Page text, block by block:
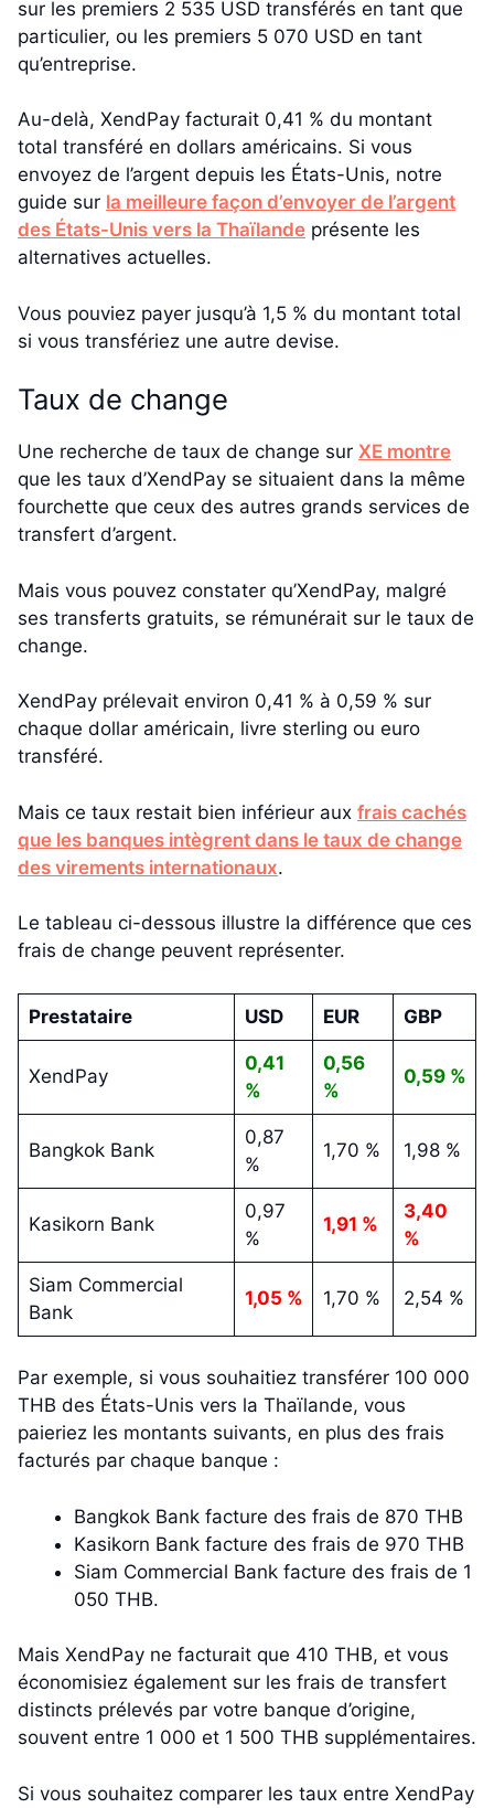
sur les premiers 2 535 USD transférés en tant que
particulier, ou les premiers 5 070 USD en tant
qu’entreprise.
Au-delà, XendPay facturait 0,41 % du montant
total transféré en dollars américains. Si vous
envoyez de l’argent depuis les États-Unis, notre
guide sur la meilleure façon d’envoyer de l’argent
des États-Unis vers la Thaïlande présente les
alternatives actuelles.
Vous pouviez payer jusqu’à 1,5 % du montant total
si vous transfériez une autre devise.
Taux de change
Une recherche de taux de change sur XE montre
que les taux d’XendPay se situaient dans la même
fourchette que ceux des autres grands services de
transfert d’argent.
Mais vous pouvez constater qu’XendPay, malgré
ses transferts gratuits, se rémunérait sur le taux de
change.
XendPay prélevait environ 0,41 % à 0,59 % sur
chaque dollar américain, livre sterling ou euro
transféré.
Mais ce taux restait bien inférieur aux frais cachés
que les banques intègrent dans le taux de change
des virements internationaux.
Le tableau ci-dessous illustre la différence que ces
frais de change peuvent représenter.
Prestataire USD EUR GBP
XendPay
0,41
%
0,56
%
0,59 %
Bangkok Bank
0,87
%
1,70 % 1,98 %
Kasikorn Bank
0,97
%
1,91 %
3,40
%
Siam Commercial
Bank
1,05 % 1,70 % 2,54 %
Par exemple, si vous souhaitiez transférer 100 000
THB des États-Unis vers la Thaïlande, vous
paieriez les montants suivants, en plus des frais
facturés par chaque banque :
Bangkok Bank facture des frais de 870 THB
Kasikorn Bank facture des frais de 970 THB
Siam Commercial Bank facture des frais de 1
050 THB.
Mais XendPay ne facturait que 410 THB, et vous
économisiez également sur les frais de transfert
distincts prélevés par votre banque d’origine,
souvent entre 1 000 et 1 500 THB supplémentaires.
Si vous souhaitez comparer les taux entre XendPay